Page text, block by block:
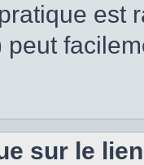
est
peut
sur le